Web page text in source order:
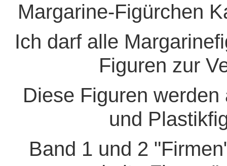
Margarine-Figürchen
Ich darf alle
Figuren zur
Diese Figuren
und
Band 1 und 2